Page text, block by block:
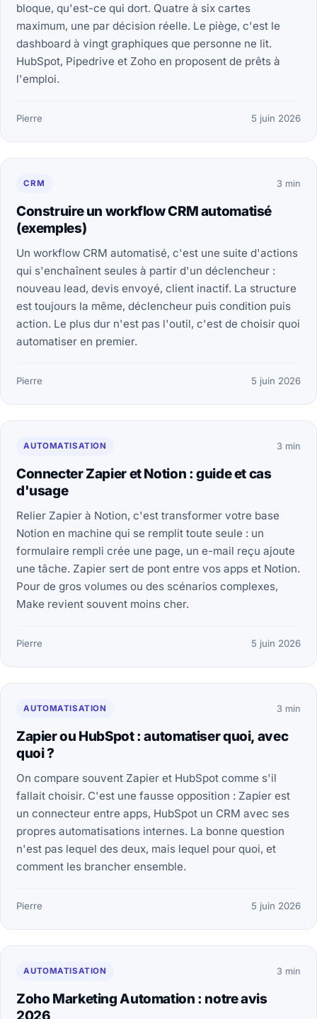
bloque, qu'est-ce qui dort. Quatre à six cartes
maximum, une par décision réelle. Le piège, c'est le
dashboard à vingt graphiques que personne ne lit.
HubSpot, Pipedrive et Zoho en proposent de prêts à
l'emploi.
Pierre 5 juin 2026
CRM 3 min
Construire un workflow CRM automatisé
(exemples)
Un workflow CRM automatisé, c'est une suite d'actions
qui s'enchaînent seules à partir d'un déclencheur :
nouveau lead, devis envoyé, client inactif. La structure
est toujours la même, déclencheur puis condition puis
action. Le plus dur n'est pas l'outil, c'est de choisir quoi
automatiser en premier.
Pierre 5 juin 2026
AUTOMATISATION 3 min
Connecter Zapier et Notion : guide et cas
d'usage
Relier Zapier à Notion, c'est transformer votre base
Notion en machine qui se remplit toute seule : un
formulaire rempli crée une page, un e-mail reçu ajoute
une tâche. Zapier sert de pont entre vos apps et Notion.
Pour de gros volumes ou des scénarios complexes,
Make revient souvent moins cher.
Pierre 5 juin 2026
AUTOMATISATION 3 min
Zapier ou HubSpot : automatiser quoi, avec
quoi ?
On compare souvent Zapier et HubSpot comme s'il
fallait choisir. C'est une fausse opposition : Zapier est
un connecteur entre apps, HubSpot un CRM avec ses
propres automatisations internes. La bonne question
n'est pas lequel des deux, mais lequel pour quoi, et
comment les brancher ensemble.
Pierre 5 juin 2026
AUTOMATISATION 3 min
Zoho Marketing Automation : notre avis
2026